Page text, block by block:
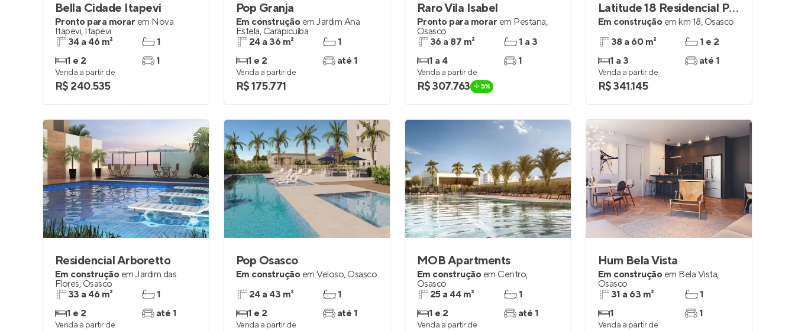
Bella Cidade Itapevi
Pronto para morar em Nova
Itapevi, Itapevi
34 a 46 m²
1 e 2
1
1
Venda a partir de
R$ 240.535
Pop Granja
Em construção em Jardim Ana
Estela, Carapicuíba
24 a 36 m²
1 e 2
1
até 1
Venda a partir de
R$ 175.771
Raro Vila Isabel
Pronto para morar em Pestana,
Osasco
36 a 87 m²
1 a 4
1 a 3
1
Venda a partir de
R$ 307.763 5%
Latitude 18 Residencial Prime
Em construção em km 18, Osasco
38 a 60 m²
1 a 3
1 e 2
até 1
Venda a partir de
R$ 341.145
Residencial Arboretto
Em construção em Jardim das
Flores, Osasco
33 a 46 m²
1 e 2
1
até 1
Venda a partir de
Pop Osasco
Em construção em Veloso, Osasco
24 a 43 m²
1 e 2
1
até 1
Venda a partir de
MOB Apartments
Em construção em Centro,
Osasco
25 a 44 m²
1 e 2
1
até 1
Venda a partir de
Hum Bela Vista
Em construção em Bela Vista,
Osasco
31 a 63 m²
1
1
1
Venda a partir de